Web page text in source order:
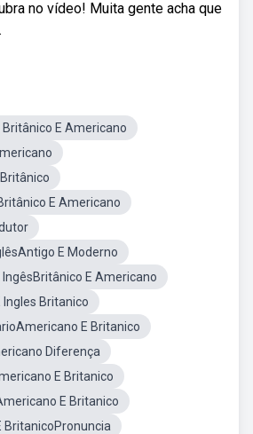
no vídeo! Muita gente acha que
E Americano
E Americano
E Moderno
E Americano
Ingles Britanico
E Britanico
Diferença
E Britanico
E Britanico
BritanicoPronuncia